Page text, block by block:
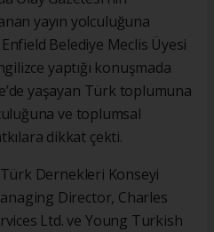
yayın yolculuğuna
Belediye Meclis Üyesi
yaptığı konuşmada
yaşayan Türk toplumuna
ve toplumsal
dikkat çekti.
Dernekleri Konseyi
Director, Charles
Ltd. ve Young Turkish